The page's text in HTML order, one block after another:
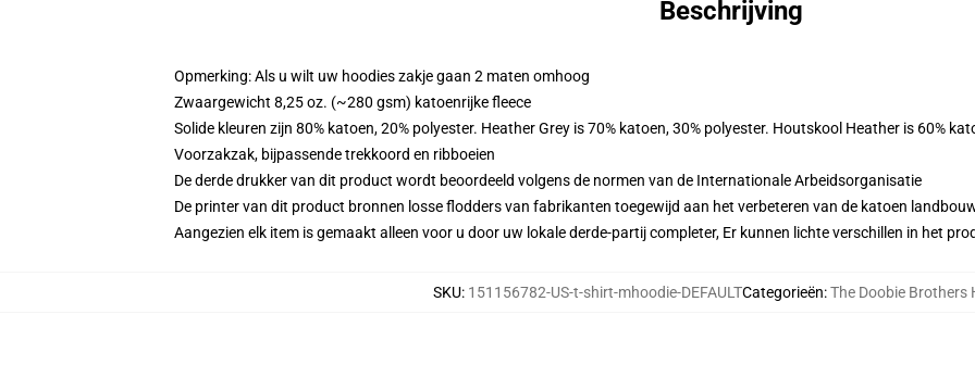
Beschrijving
Opmerking: Als u wilt uw hoodies zakje gaan 2 maten omhoog
Zwaargewicht 8,25 oz. (~280 gsm) katoenrijke fleece
Solide kleuren zijn 80% katoen, 20% polyester. Heather Grey is 70% katoen, 30% polyester. Houtskool Heather is 60%
Voorzakzak, bijpassende trekkoord en ribboeien
De derde drukker van dit product wordt beoordeeld volgens de normen van de Internationale Arbeidsorganisatie
De printer van dit product bronnen losse flodders van fabrikanten toegewijd aan het verbeteren van de katoen
Aangezien elk item is gemaakt alleen voor u door uw lokale derde-partij completer, Er kunnen lichte verschillen in het
SKU: 151156782-US-t-shirt-mhoodie-DEFAULTCategorieën:The Doobie Brothers